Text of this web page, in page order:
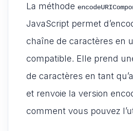
La méthode
JavaScript permet
chaîne de caractères en
compatible. Elle prend
de caractères en tant
et renvoie la version
comment vous pouvez